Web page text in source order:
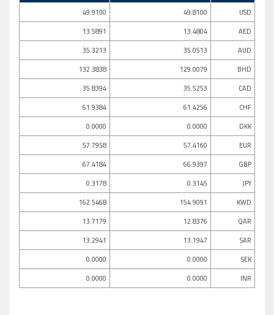
49.9100
49.8100
USD
13.5891
13.4804
AED
35.3213
35.0513
AUD
132.3838
129.0079
BHD
35.8394
35.5253
CAD
61.9384
61.4256
CHF
0.0000
0.0000
DKK
57.7958
57.4160
EUR
67.4184
66.9397
GBP
0.3178
0.3145
JPY
162.5468
154.9091
KWD
13.7179
12.8376
QAR
13.2941
13.1947
SAR
0.0000
0.0000
SEK
0.0000
0.0000 INR